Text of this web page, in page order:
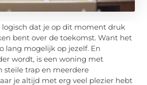
logisch dat je op dit moment druk
bent over de toekomst. Want het
lang mogelijk op jezelf. En
wordt, is een woning met
steile trap en meerdere
je altijd met erg veel plezier hebt